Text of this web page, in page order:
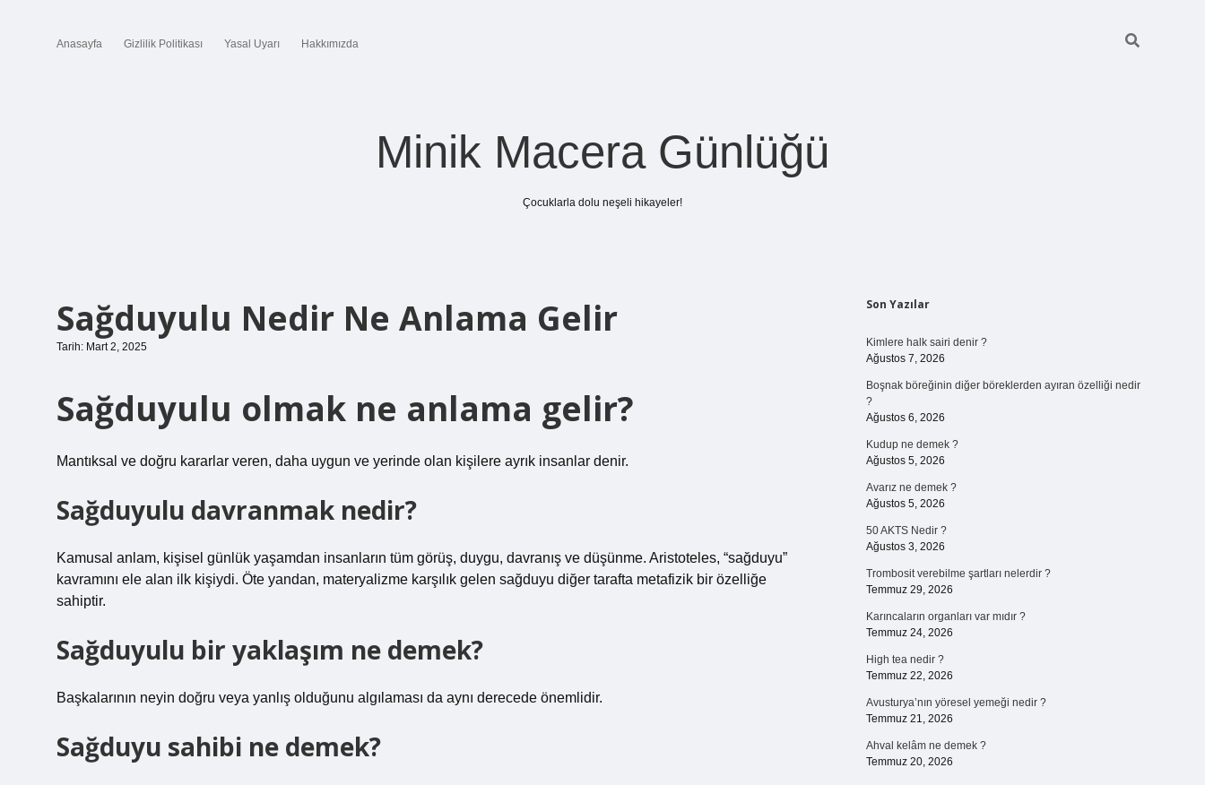
Anasayfa Gizlilik Politikası Yasal Uyarı Hakkımızda
Minik Macera Günlüğü
Çocuklarla dolu neşeli hikayeler!
Sağduyulu Nedir Ne Anlama Gelir
Tarih: Mart 2, 2025
Sağduyulu olmak ne anlama gelir?
Mantıksal ve doğru kararlar veren, daha uygun ve yerinde olan kişilere ayrık insanlar denir.
Sağduyulu davranmak nedir?
Kamusal anlam, kişisel günlük yaşamdan insanların tüm görüş, duygu, davranış ve düşünme. Aristoteles, “sağduyu”
kavramını ele alan ilk kişiydi. Öte yandan, materyalizme karşılık gelen sağduyu diğer tarafta metafizik bir özelliğe
sahiptir.
Sağduyulu bir yaklaşım ne demek?
Başkalarının neyin doğru veya yanlış olduğunu algılaması da aynı derecede önemlidir.
Sağduyu sahibi ne demek?
Sidebar
Son Yazılar
Kimlere halk sairi denir ?
Ağustos 7, 2026
Boşnak böreğinin diğer böreklerden ayıran özelliği nedir
?
Ağustos 6, 2026
Kudup ne demek ?
Ağustos 5, 2026
Avarız ne demek ?
Ağustos 5, 2026
50 AKTS Nedir ?
Ağustos 3, 2026
Trombosit verebilme şartları nelerdir ?
Temmuz 29, 2026
Karıncaların organları var mıdır ?
Temmuz 24, 2026
High tea nedir ?
Temmuz 22, 2026
Avusturya’nın yöresel yemeği nedir ?
Temmuz 21, 2026
Ahval kelâm ne demek ?
Temmuz 20, 2026